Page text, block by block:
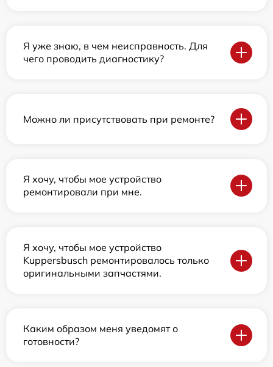
Я уже знаю, в чем неисправность. Для
чего проводить диагностику?
Можно ли присутствовать при ремонте?
Я хочу, чтобы мое устройство
ремонтировали при мне.
Я хочу, чтобы мое устройство
Kuppersbusch ремонтировалось только
оригинальными запчастями.
Каким образом меня уведомят о
готовности?